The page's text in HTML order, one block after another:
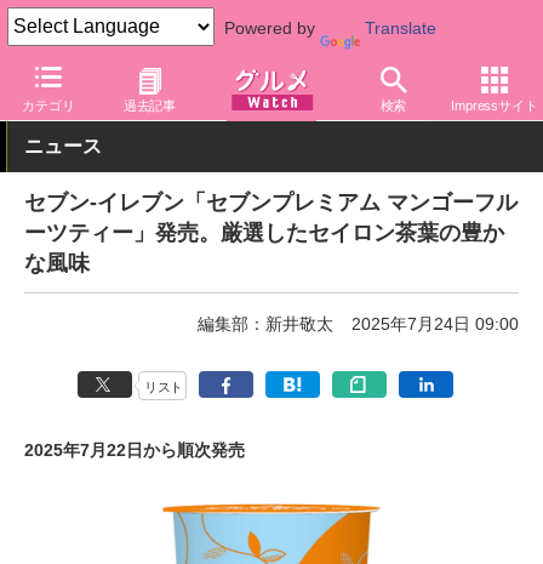
Powered by Translate
カテゴリ 過去記事 検索 Impressサイト
グルメ Watch 店舗 コンビニ セブン-イレブン
ニュース
セブン-イレブン「セブンプレミアム マンゴーフル
ーツティー」発売。厳選したセイロン茶葉の豊か
な風味
編集部：新井敬太 2025年7月24日 09:00
リスト
2025年7月22日から順次発売